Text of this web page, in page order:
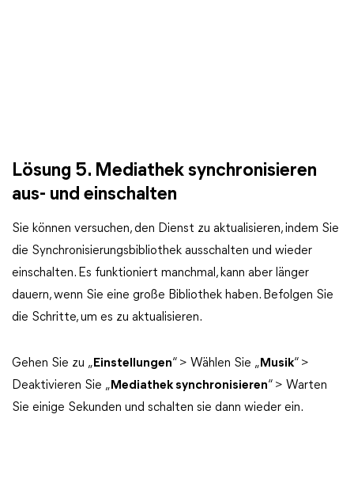
Lösung 5. Mediathek synchronisieren
aus- und einschalten
Sie können versuchen, den Dienst zu aktualisieren, indem Sie
die Synchronisierungsbibliothek ausschalten und wieder
einschalten. Es funktioniert manchmal, kann aber länger
dauern, wenn Sie eine große Bibliothek haben. Befolgen Sie
die Schritte, um es zu aktualisieren.
Gehen Sie zu „ Einstellungen“ > Wählen Sie „ Musik“ >
Deaktivieren Sie „ Mediathek synchronisieren“ > Warten
Sie einige Sekunden und schalten sie dann wieder ein.